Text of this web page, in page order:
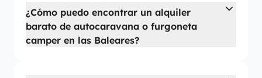
¿Cómo puedo encontrar un alquiler
barato de autocaravana o furgoneta
camper en las Baleares?